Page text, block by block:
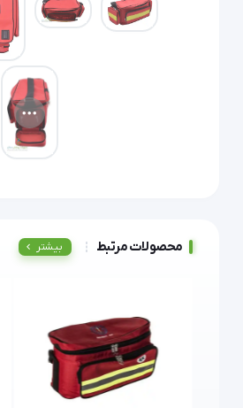
محصولات مرتبط بیشتر